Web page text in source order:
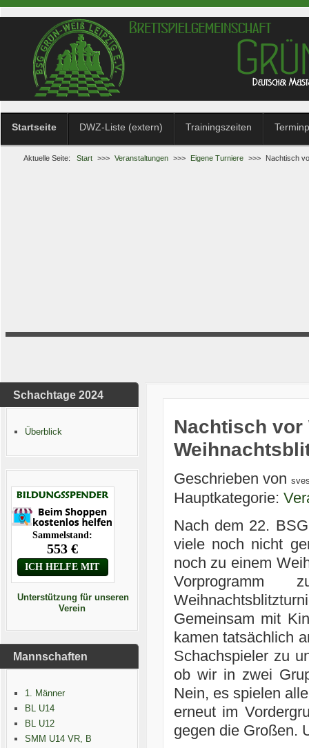
Startseite DWZ-Liste (extern) Trainingszeiten
Aktuelle Seite: Start >>> Veranstaltungen >>> Eigene Turniere >>> Nachtisch
Schachtage 2024
Überblick
Unterstützung für unseren
Verein
Mannschaften
1. Männer
BL U14
BL U12
SMM U14 VR, B
Nachtisch vor
Geschrieben von
Hauptkategorie:
Nach dem 22.
viele noch nicht
noch zu einem
Gemeinsam mit
kamen tatsächlich
Schachspieler zu
ob wir in zwei
Nein, es spielen
erneut im
gegen die Großen.